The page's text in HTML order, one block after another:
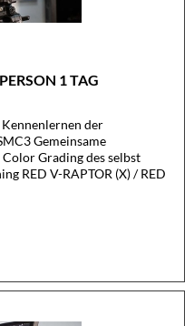
1 TAG
der
Gemeinsame
Grading des selbst
RED V-RAPTOR (X) / RED